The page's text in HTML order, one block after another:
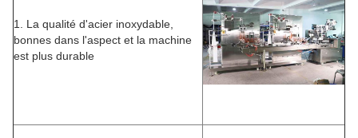
1. La qualité d'acier inoxydable,
bonnes dans l'aspect et la machine
est plus durable